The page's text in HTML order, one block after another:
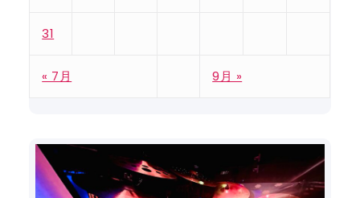
31
« 7月 9月 »